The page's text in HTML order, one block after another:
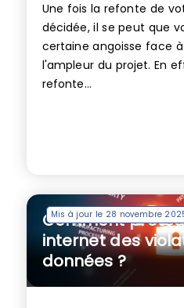
Une fois la refonte de
décidée, il se peut que
certaine angoisse face
l'ampleur du projet. En
refonte...
Mis à jour le 28 novembre
Comment
internet des
données ?